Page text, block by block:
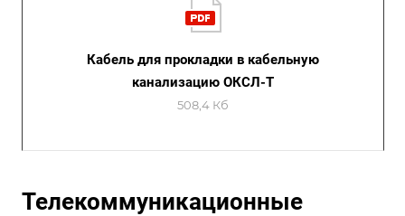
Кабель для прокладки в кабельную
канализацию ОКСЛ-Т
508,4 Кб
Телекоммуникационные